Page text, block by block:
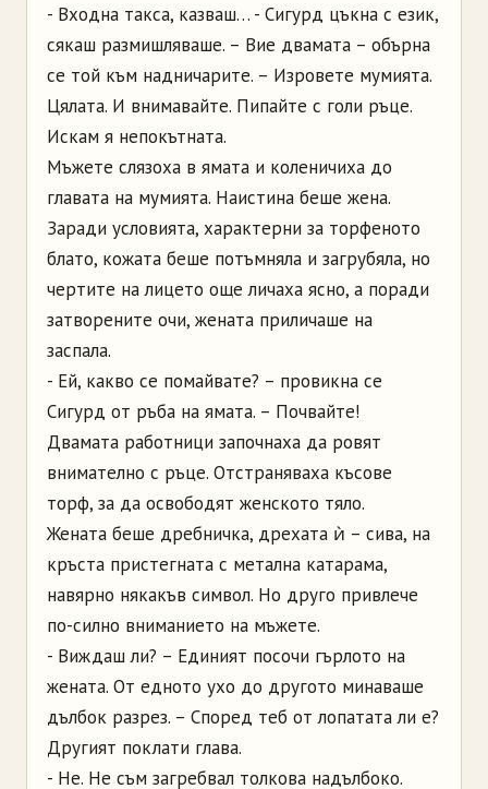
- Входна такса, казваш… - Сигурд цъкна с език,
сякаш размишляваше. – Вие двамата – обърна
се той към надничарите. – Изровете мумията.
Цялата. И внимавайте. Пипайте с голи ръце.
Искам я непокътната.
Мъжете слязоха в ямата и коленичиха до
главата на мумията. Наистина беше жена.
Заради условията, характерни за торфеното
блато, кожата беше потъмняла и загрубяла, но
чертите на лицето още личаха ясно, а поради
затворените очи, жената приличаше на
заспала.
- Ей, какво се помайвате? – провикна се
Сигурд от ръба на ямата. – Почвайте!
Двамата работници започнаха да ровят
внимателно с ръце. Отстраняваха късове
торф, за да освободят женското тяло.
Жената беше дребничка, дрехата ѝ – сива, на
кръста пристегната с метална катарама,
навярно някакъв символ. Но друго привлече
по-силно вниманието на мъжете.
- Виждаш ли? – Единият посочи гърлото на
жената. От едното ухо до другото минаваше
дълбок разрез. – Според теб от лопатата ли е?
Другият поклати глава.
- Не. Не съм загребвал толкова надълбоко.